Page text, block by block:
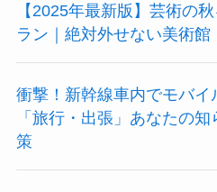
【2025年最新版】芸術の
ラン｜絶対外せない美術館
衝撃！新幹線車内でモバ
「旅行・出張」あなたの
策